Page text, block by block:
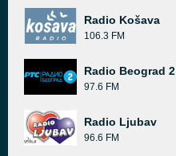
Radio Košava
106.3 FM
Radio Beograd 2
97.6 FM
Radio Ljubav
96.6 FM